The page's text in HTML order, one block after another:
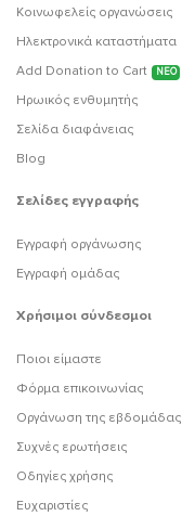
Κοινωφελείς οργανώσεις
Ηλεκτρονικά καταστήματα
Add Donation to Cart
ΝΕΟ
Ηρωικός ενθυμητής
Σελίδα διαφάνειας
Blog
Σελίδες εγγραφής
Εγγραφή οργάνωσης
Εγγραφή ομάδας
Χρήσιμοι σύνδεσμοι
Ποιοι είμαστε
Φόρμα επικοινωνίας
Οργάνωση της εβδομάδας
Συχνές ερωτήσεις
Οδηγίες χρήσης
Ευχαριστίες